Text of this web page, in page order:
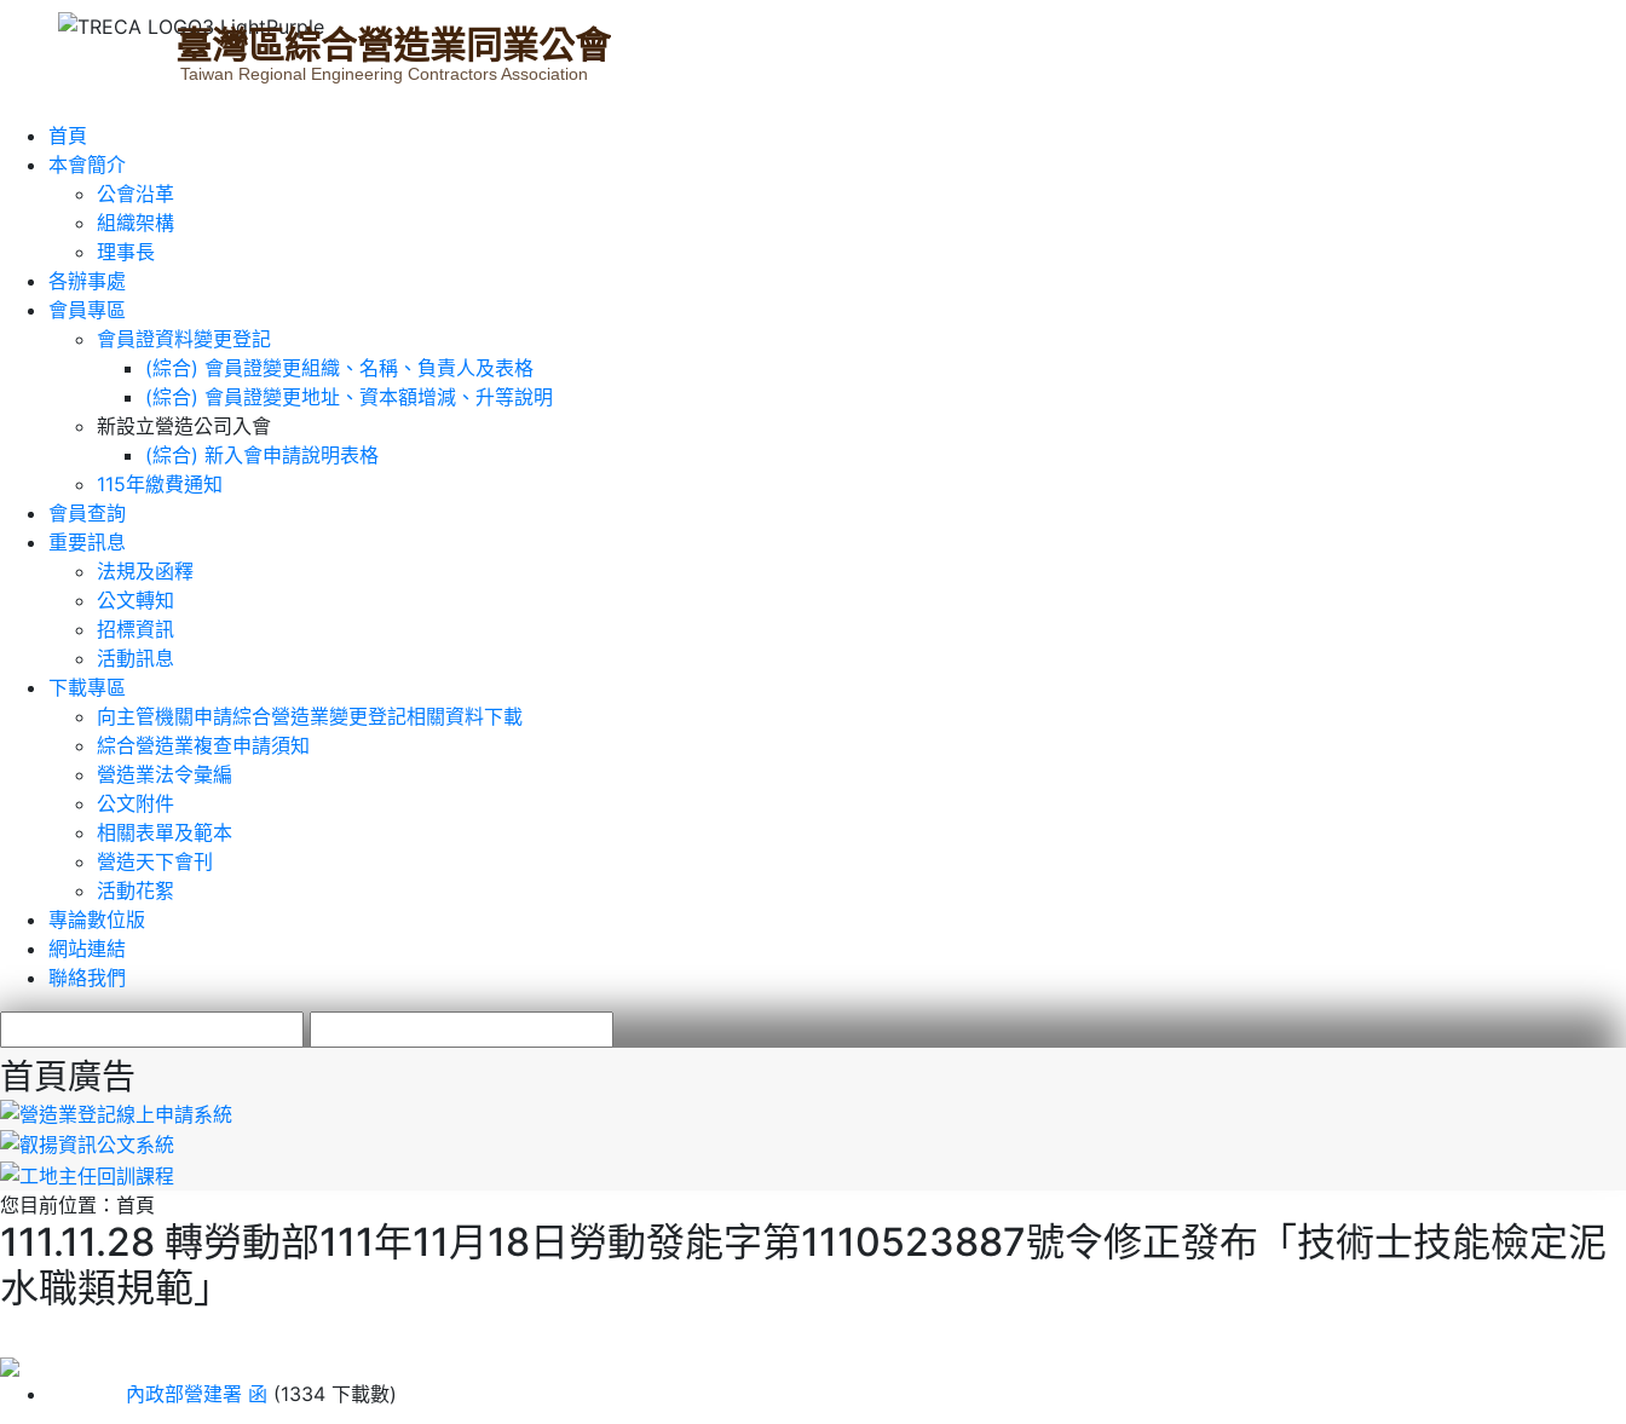
臺灣區綜合營造業同業公會
Taiwan Regional Engineering Contractors Association
首頁
本會簡介
公會沿革
組織架構
理事長
各辦事處
會員專區
會員證資料變更登記
(綜合) 會員證變更組織、名稱、負責人及表格
(綜合) 會員證變更地址、資本額增減、升等說明
新設立營造公司入會
(綜合) 新入會申請說明表格
115年繳費通知
會員查詢
重要訊息
法規及函釋
公文轉知
招標資訊
活動訊息
下載專區
向主管機關申請綜合營造業變更登記相關資料下載
綜合營造業複查申請須知
營造業法令彙編
公文附件
相關表單及範本
營造天下會刊
活動花絮
專論數位版
網站連結
聯絡我們
首頁廣告
您目前位置： 首頁
111.11.28 轉勞動部111年11月18日勞動發能字第1110523887號令修正發布「技術士技能檢定泥
水職類規範」
內政部營建署 函 (1334 下載數)